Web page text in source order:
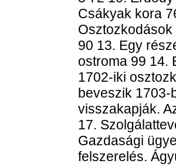
Csákyak kora
90 13. Egy
ostroma 99 14.
1702-iki
beveszik 1703-
visszakapják.
17.
Gazdasági
felszerelés.